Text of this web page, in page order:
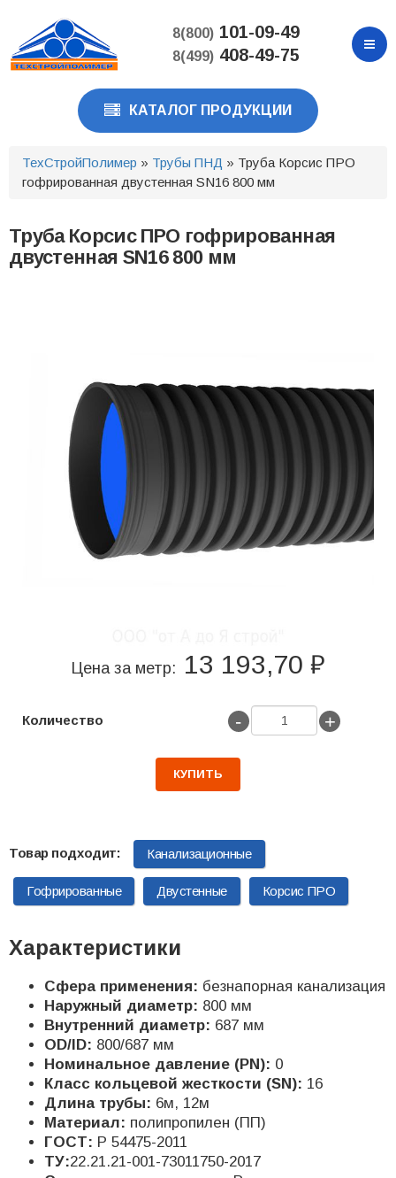
основному
содержанию
8(800)101-09-49
8(499)408-49-75
КАТАЛОГ ПРОДУКЦИИ
ТехСтройПолимер » Трубы ПНД » Труба Корсис ПРО
гофрированная двустенная SN16 800 мм
Труба Корсис ПРО гофрированная
двустенная SN16 800 мм
Цена за метр: 13 193,70 ₽
Количество - +
КУПИТЬ
Канализационные
Гофрированные Двустенные Корсис ПРО
Характеристики
Сфера применения: безнапорная канализация
Наружный диаметр: 800 мм
Внутренний диаметр: 687 мм
OD/ID: 800/687 мм
Номинальное давление (PN): 0
Класс кольцевой жесткости (SN): 16
Длина трубы: 6м, 12м
Материал: полипропилен (ПП)
ГОСТ: Р 54475-2011
ТУ:22.21.21-001-73011750-2017